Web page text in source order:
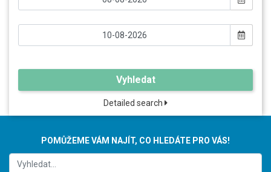
Vyhledat
Detailed search
POMŮŽEME VÁM NAJÍT, CO HLEDÁTE PRO VÁS!